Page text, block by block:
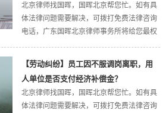
北京律师找国晖，国晖北京帮您忙。如有具
体法律问题需要解决，可拨打免费法律咨询
电话，广东国晖北京律师事务所将给您最权
律师事务所官方网站。今天，国晖北京律所
小编带大家了解一下：高铁“霸铺”被报道，
男...
【劳动纠纷】员工因不服调岗离职，用
人单位是否支付经济补偿金？
北京律师找国晖，国晖北京帮您忙。如有具
体法律问题需要解决，可拨打免费法律咨询